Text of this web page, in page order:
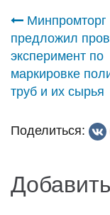
по
записям
Минпромторг
предложил
эксперимент по
маркировке
труб и их сырья
Поделиться: